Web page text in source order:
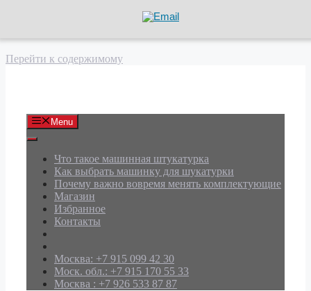
Перейти к содержимому
Menu
Что такое машинная штукатурка
Как выбрать машинку для шукатурки
Почему важно вовремя менять комплектующие
Магазин
Избранное
Контакты
Москва: +7 915 099 42 30
Моск. обл.: +7 915 170 55 33
Москва : +7 926 533 87 87